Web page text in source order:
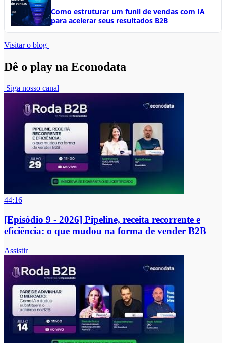
Como estruturar um funil de vendas com IA
para acelerar seus resultados B2B
Visitar o blog
Dê o play na Econodata
Siga nosso canal
44:16
[Episódio 9 - 2026] Pipeline, receita recorrente e
eficiência: o que mudou na forma de vender B2B
Assistir